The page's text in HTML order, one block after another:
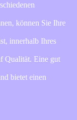
können Sie Ihre
innerhalb Ihres
Qualität. Eine gut
bietet einen